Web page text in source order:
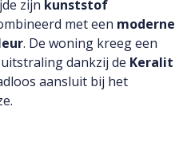
zijn kunststof
met een moderne
. De woning kreeg een
dankzij de Keralit
aansluit bij het